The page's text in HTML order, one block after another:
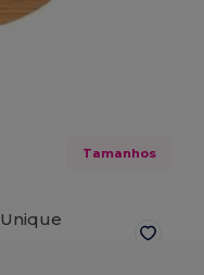
Tamanhos
Unique